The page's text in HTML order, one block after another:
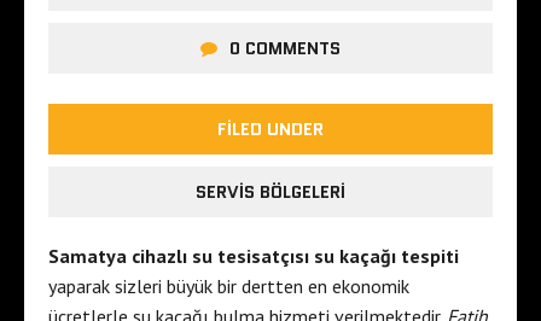
0 COMMENTS
FILED UNDER
SERVIS BÖLGELERI
Samatya cihazlı su tesisatçısı su kaçağı tespiti
yaparak sizleri büyük bir dertten en ekonomik